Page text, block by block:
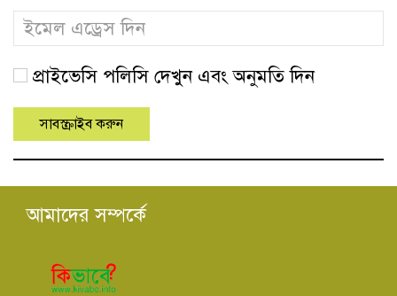
প্রাইভেসি পলিসি দেখুন এবং অনুমতি দিন
আমাদের সম্পর্কে